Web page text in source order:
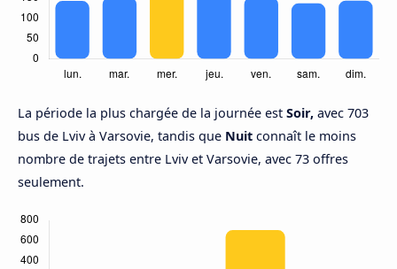
La période la plus chargée de la journée est Soir, avec 703
bus de Lviv à Varsovie, tandis que Nuit connaît le moins
nombre de trajets entre Lviv et Varsovie, avec 73 offres
seulement.